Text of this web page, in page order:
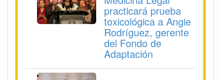
practicará prueba
toxicológica a Angie
Rodríguez, gerente
del Fondo de
Adaptación